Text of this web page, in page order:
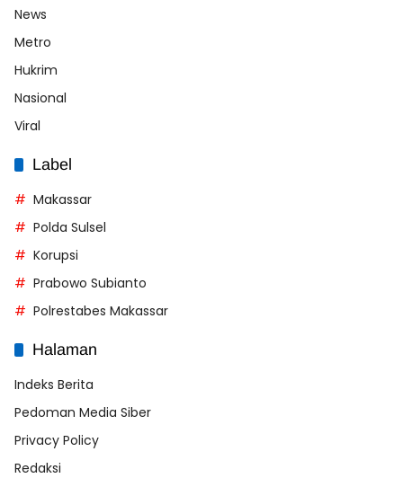
News
Metro
Hukrim
Nasional
Viral
Label
Makassar
Polda Sulsel
Korupsi
Prabowo Subianto
Polrestabes Makassar
Halaman
Indeks Berita
Pedoman Media Siber
Privacy Policy
Redaksi